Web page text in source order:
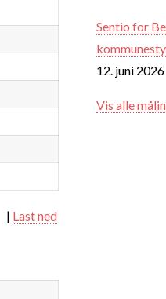
| Last ned
Sentio for
12. juni 2026
Vis alle